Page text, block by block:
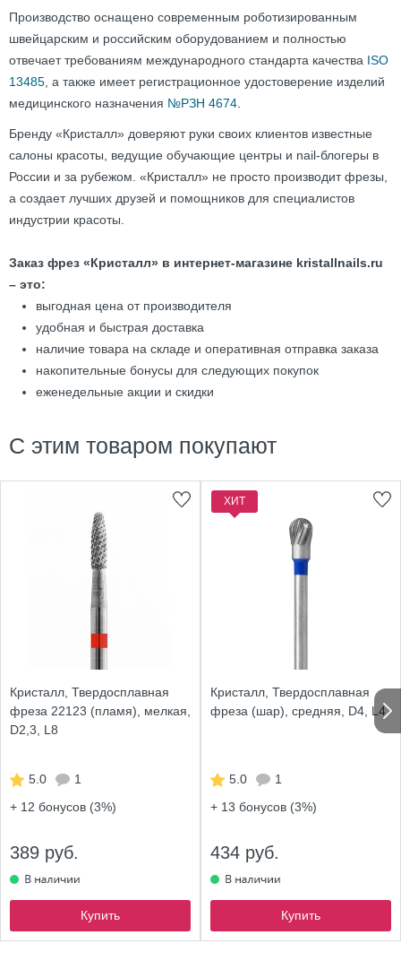
Производство оснащено современным роботизированным
швейцарским и российским оборудованием и полностью
отвечает требованиям международного стандарта качества ISO
13485 , а также имеет регистрационное удостоверение изделий
медицинского назначения №РЗН 4674
Бренду «Кристалл» доверяют руки своих клиентов известные
салоны красоты, ведущие обучающие центры и nail-блогеры в
России и за рубежом. «Кристалл» не просто производит фрезы,
а создает лучших друзей и помощников для специалистов
индустрии красоты.
Заказ фрез «Кристалл» в интернет-магазине kristallnails.ru
– это:
выгодная цена от производителя
удобная и быстрая доставка
наличие товара на складе и оперативная отправка заказа
накопительные бонусы для следующих покупок
еженедельные акции и скидки
С этим товаром покупают
Кристалл, Твердосплавная
фреза 22123 (пламя), мелкая,
D2,3, L8
5.0
1
+ 12 бонусов (3%)
389 руб.
Купить
ХИТ
Кристалл, Твердосплавная
фреза (шар), средняя, D4, L4
5.0
1
+ 13 бонусов (3%)
434 руб.
Купить